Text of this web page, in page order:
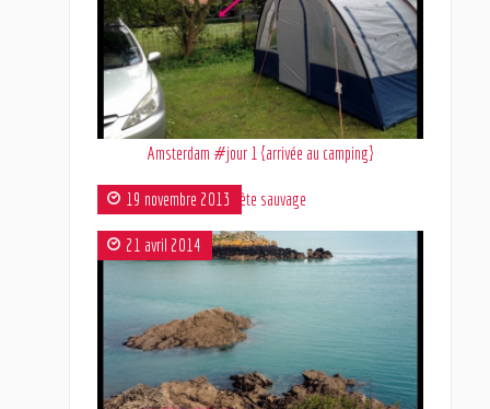
Amsterdam #jour 1 {arrivée au camping}
19 novembre 2013Planète sauvage
21 avril 2014